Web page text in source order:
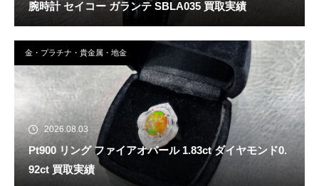
腕時計 セイコー ガランテ SBLA035 買取実績
金・プラチナ・貴金属・地金
2026.08.03
Pt900 リング ファイアオパール 1.83ct ダイヤモンド0.
92ct 買取実績